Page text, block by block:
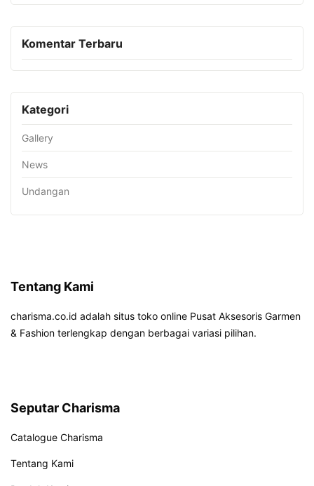
Komentar Terbaru
Kategori
Gallery
News
Undangan
Tentang Kami
charisma.co.id adalah situs toko online Pusat Aksesoris Garmen
& Fashion terlengkap dengan berbagai variasi pilihan.
Seputar Charisma
Catalogue Charisma
Tentang Kami